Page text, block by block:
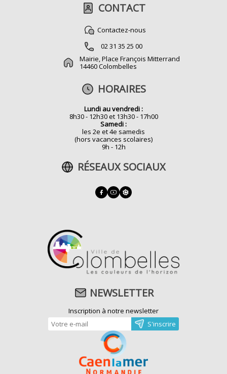
CONTACT
Contactez-nous
02 31 35 25 00
Mairie, Place François Mitterrand
14460 Colombelles
HORAIRES
Lundi au vendredi :
8h30 - 12h30 et 13h30 - 17h00
Samedi :
les 2e et 4e samedis
(hors vacances scolaires)
9h - 12h
RÉSEAUX SOCIAUX
NEWSLETTER
Inscription à notre newsletter